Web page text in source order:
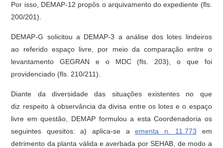
Por isso, DEMAP-12 propôs o arquivamento do expediente (fls.
200/201).
DEMAP-G solicitou a DEMAP-3 a análise dos lotes lindeiros
ao referido espaço livre, por meio da comparação entre o
levantamento GEGRAN e o MDC (fls. 203), o que foi
providenciado (fls. 210/211).
Diante da diversidade das situações existentes no que
diz respeito à observância da divisa entre os lotes e o espaço
livre em questão, DEMAP formulou a esta Coordenadoria os
seguintes quesitos: a) aplica-se aementa n. 11.773 em
detrimento da planta válida e averbada por SEHAB, de modo a